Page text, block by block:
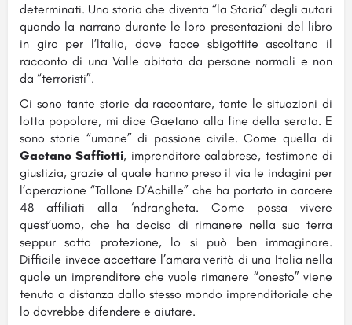
determinati. Una storia che diventa “la Storia” degli autori
quando la narrano durante le loro presentazioni del libro
in giro per l’Italia, dove facce sbigottite ascoltano il
racconto di una Valle abitata da persone normali e non
da “terroristi”.
Ci sono tante storie da raccontare, tante le situazioni di
lotta popolare, mi dice Gaetano alla fine della serata. E
sono storie “umane” di passione civile. Come quella di
Gaetano Saffiotti, imprenditore calabrese, testimone di
giustizia, grazie al quale hanno preso il via le indagini per
l’operazione “Tallone D’Achille” che ha portato in carcere
48 affiliati alla ‘ndrangheta. Come possa vivere
quest’uomo, che ha deciso di rimanere nella sua terra
seppur sotto protezione, lo si può ben immaginare.
Difficile invece accettare l’amara verità di una Italia nella
quale un imprenditore che vuole rimanere “onesto” viene
tenuto a distanza dallo stesso mondo imprenditoriale che
lo dovrebbe difendere e aiutare.